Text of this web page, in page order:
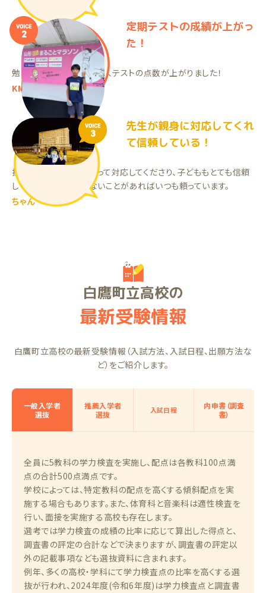
VOICE
2
定期テストの成績が上がっ
た！
勉強を自らするようになり、テストの点数が上がりました！
KMくん（中2）
VOICE
3
先生が親身に対応してくれ
て信頼している！
担当の先生が親身になって対応してくださり、子どももとても信頼
していて、何か分からないことがあればいつも頼っています。
ちゃん
白鷹町立高校の
最新受験情報
白鷹町立高校の最新受験情報（入試方法、入試日程、出願方法な
ど）をご紹介します。
一般入学者
選抜
推薦入学者
選抜
入試日程
内申書（調査
書）
全員に5教科の学力検査を実施し、配点は各教科100点満
点の合計500点満点です。
学校によっては、特定教科の配点を高くする傾斜配点を実
施する場合もあります。また、体育科と音楽科は適性検査を
行い、面接を実施する高校も存在します。
選考では学力検査の成績の比率に応じて算出した得点と、
調査書の評定の合計などで決まりますが、調査書の評定以
外の記載事項なども選抜資料に含まれます。
例年、多くの高校・学科にて学力検査点の比率を高くする選
抜が行われ、2024年度(令和6年度)は学力検査点と調査書